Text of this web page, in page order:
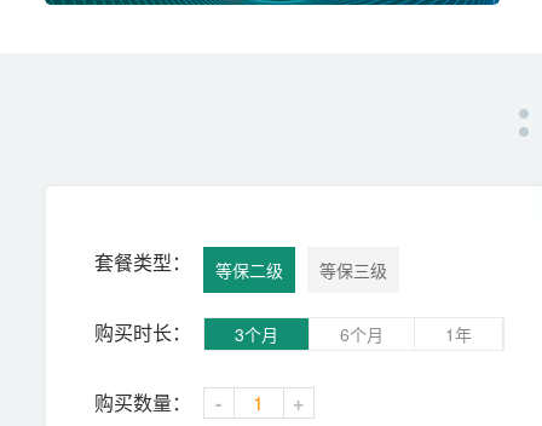
套餐类型： 等保二级 等保三级
购买时长： 3个月 6个月 1年
购买数量： -
+